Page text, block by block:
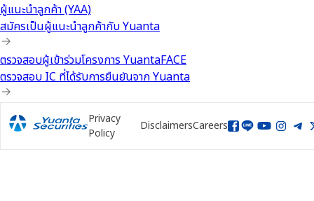
ผู้แนะนำลูกค้า (YAA)
สมัครเป็นผู้แนะนำลูกค้ากับ Yuanta
ตรวจสอบผู้เข้าร่วมโครงการ YuantaFACE
ตรวจสอบ IC ที่ได้รับการยืนยันจาก Yuanta
Privacy
Policy
DisclaimersCareers